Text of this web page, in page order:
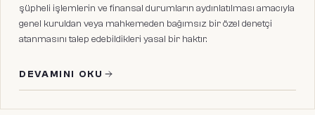
şüpheli işlemlerin ve finansal durumların aydınlatılması amacıyla
genel kuruldan veya mahkemeden bağımsız bir özel denetçi
atanmasını talep edebildikleri yasal bir haktır.
DEVAMINI OKU